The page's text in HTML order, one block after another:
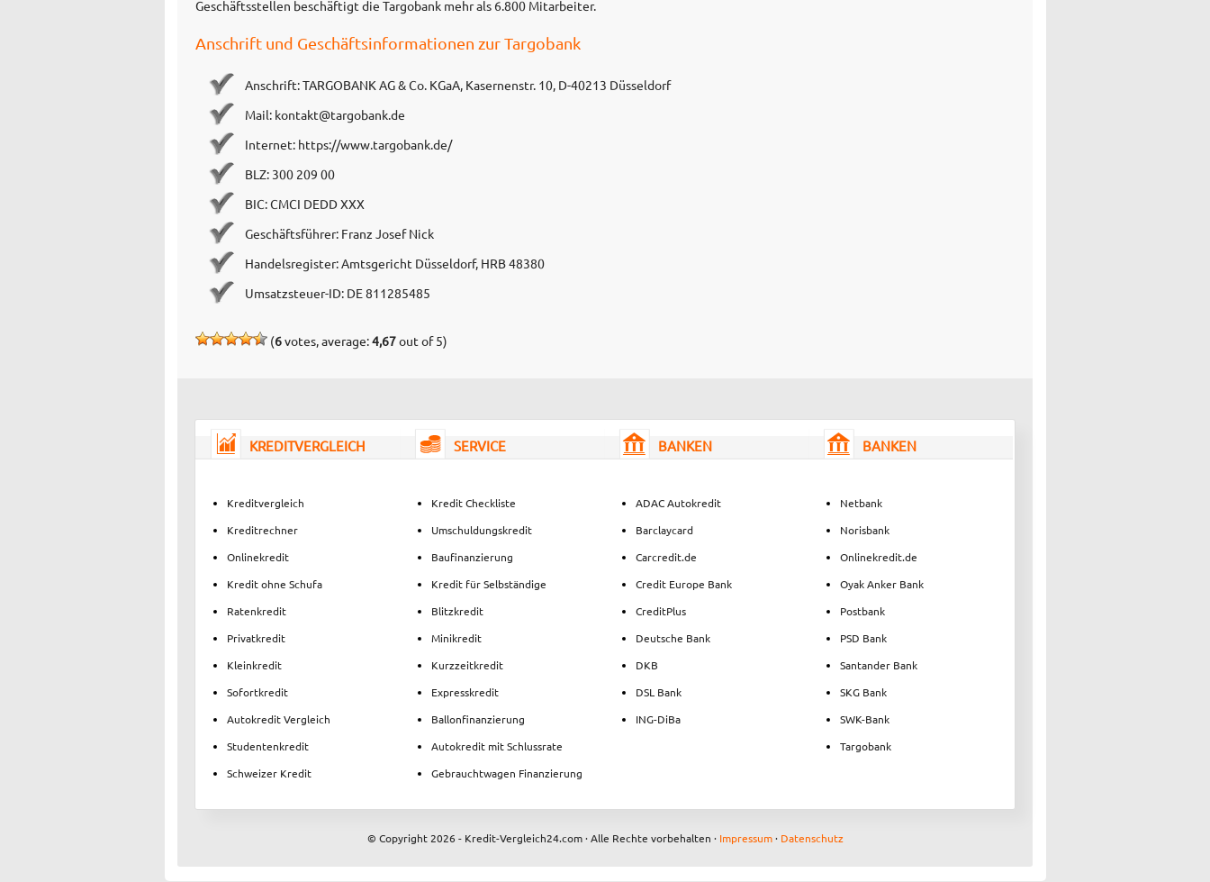
Geschäftsstellen beschäftigt die Targobank mehr als 6.800 Mitarbeiter.
Anschrift und Geschäftsinformationen zur Targobank
Anschrift: TARGOBANK AG & Co. KGaA, Kasernenstr. 10, D-40213 Düsseldorf
Mail: kontakt@targobank.de
Internet: https://www.targobank.de/
BLZ: 300 209 00
BIC: CMCI DEDD XXX
Geschäftsführer: Franz Josef Nick
Handelsregister: Amtsgericht Düsseldorf, HRB 48380
Umsatzsteuer-ID: DE 811285485
(6votes, average:4,67out of 5)
KREDITVERGLEICH
Kreditvergleich
Kreditrechner
Onlinekredit
Kredit ohne Schufa
Ratenkredit
Privatkredit
Kleinkredit
Sofortkredit
Autokredit Vergleich
Studentenkredit
Schweizer Kredit
SERVICE
Kredit Checkliste
Umschuldungskredit
Baufinanzierung
Kredit für Selbständige
Blitzkredit
Minikredit
Kurzzeitkredit
Expresskredit
Ballonfinanzierung
Autokredit mit Schlussrate
Gebrauchtwagen Finanzierung
BANKEN
ADAC Autokredit
Barclaycard
Carcredit.de
Credit Europe Bank
CreditPlus
Deutsche Bank
DKB
DSL Bank
ING-DiBa
BANKEN
Netbank
Norisbank
Onlinekredit.de
Oyak Anker Bank
Postbank
PSD Bank
Santander Bank
SKG Bank
SWK-Bank
Targobank
© Copyright 2026 - Kredit-Vergleich24.com · Alle Rechte vorbehalten · Impressum· Datenschutz